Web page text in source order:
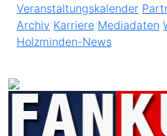
Veranstaltungskalender
Archiv Karriere Mediadaten
Holzminden-News